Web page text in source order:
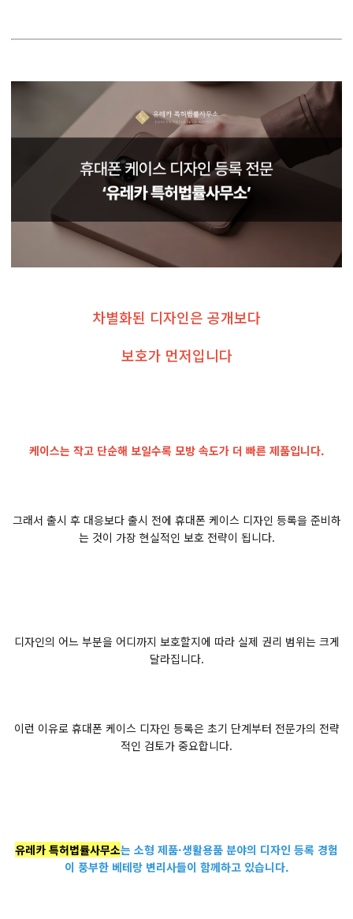
차별화된 디자인은 공개보다
보호가 먼저입니다
케이스는 작고 단순해 보일수록 모방 속도가 더 빠른 제품입니다.
그래서 출시 후 대응보다 출시 전에 휴대폰 케이스 디자인 등록을 준비하
는 것이 가장 현실적인 보호 전략이 됩니다.
디자인의 어느 부분을 어디까지 보호할지에 따라 실제 권리 범위는 크게
달라집니다.
이런 이유로 휴대폰 케이스 디자인 등록은 초기 단계부터 전문가의 전략
적인 검토가 중요합니다.
유레카 특허법률사무소는 소형 제품·생활용품 분야의 디자인 등록 경험
이 풍부한 베테랑 변리사들이 함께하고 있습니다.